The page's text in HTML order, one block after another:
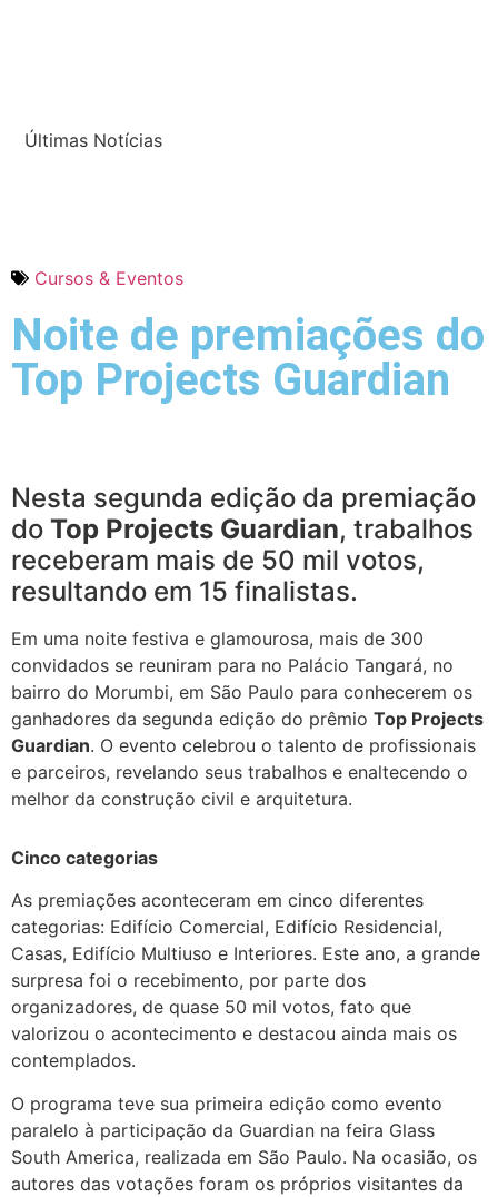
Últimas Notícias
Cursos & Eventos
Noite de premiações do
Top Projects Guardian
Nesta segunda edição da premiação
do Top Projects Guardian, trabalhos
receberam mais de 50 mil votos,
resultando em 15 finalistas.
Em uma noite festiva e glamourosa, mais de 300
convidados se reuniram para no Palácio Tangará, no
bairro do Morumbi, em São Paulo para conhecerem os
ganhadores da segunda edição do prêmio Top Projects
Guardian. O evento celebrou o talento de profissionais
e parceiros, revelando seus trabalhos e enaltecendo o
melhor da construção civil e arquitetura.
Cinco categorias
As premiações aconteceram em cinco diferentes
categorias: Edifício Comercial, Edifício Residencial,
Casas, Edifício Multiuso e Interiores. Este ano, a grande
surpresa foi o recebimento, por parte dos
organizadores, de quase 50 mil votos, fato que
valorizou o acontecimento e destacou ainda mais os
contemplados.
O programa teve sua primeira edição como evento
paralelo à participação da Guardian na feira Glass
South America, realizada em São Paulo. Na ocasião, os
autores das votações foram os próprios visitantes da